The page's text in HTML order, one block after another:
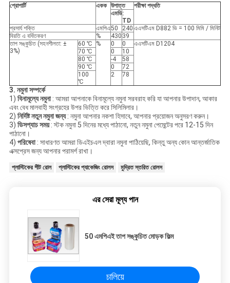
প্রোপার্টি একক উপাত্ত
পরীক্ষা পদ্ধতি
এমডি:
TD
প্রসার্য শক্তি
এমপিএ50 240 এএসটিএম D882 ভি = 100 মিমি / মিনিট
বিরতি এ বর্ধিতকরণ
% 430 39
তাপ সঙ্কুচিত (সহনশীলতা: ±
3%)
60 ℃ % 0 0
এএসটিএম D1204
70 ℃
0
10
80 ℃
-4
58
90 ℃
0
72
100
℃
2 78
3. নমুনা সম্পর্কে
1) বিনামূল্যে নমুনা: আমরা আপনাকে বিনামূল্যে নমুনা সরবরাহ করি যা আপনার উপাদান, আকার
এবং বেধ মালবাহী সংগ্রহের উপর ভিত্তি করে সিলিমিলার।
2) নির্দিষ্ট নতুন নমুনা জন্য: নমুনা আপনার নকশা হিসাবে, আপনার প্রয়োজন অনুসরণ করুন।
3) ডিসপ্যাচ সময়: স্টক নমুনা 5 দিনের মধ্যে পাঠানো, নতুন নমুনা পেমেন্টের পরে 12-15 দিন
পাঠানো।
4) পরিষেবা: সাধারণত আমরা ডিএইচএল দ্বারা নমুনা পাঠিয়েছি, কিন্তু অন্য কোন আন্তর্জাতিক
এক্সপ্রেস জন্য আপনার পরামর্শ রাখা।
প্লাস্টিকের শীট রোল প্লাস্টিকের প্যাকেজিং রোলস মুদ্রিত স্তরিত রোলস
এর সেরা মূল্য পান
50 এমপিএই তাপ সঙ্কুচিত মোড়ক ফিল্ম
চালিয়ে